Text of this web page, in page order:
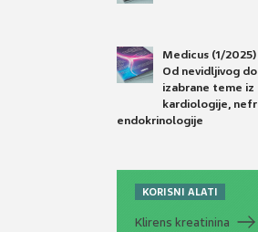
Medicus (1/2025)
Od nevidljivog
izabrane teme iz
kardiologije,
endokrinologije
KORISNI ALATI
Klirens kreatinina